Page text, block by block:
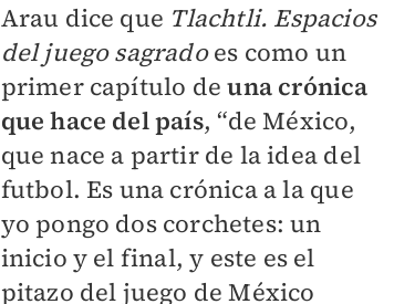
Arau dice que Tlachtli. Espacios
del juego sagradoes como un
primer capítulo de una crónica
que hace del país, “de México,
que nace a partir de la idea del
futbol. Es una crónica a la que
yo pongo dos corchetes: un
inicio y el final, y este es el
pitazo del juego de México